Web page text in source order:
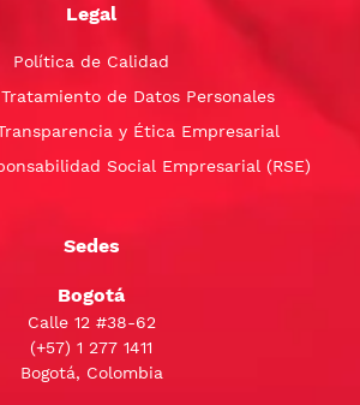
Legal
Política de Calidad
de Datos Personales
y Ética Empresarial
Social Empresarial (RSE)
Sedes
Bogotá
Calle 12 #38-62
(+57) 1 277 1411
Bogotá, Colombia